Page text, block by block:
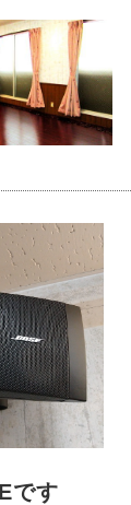
です